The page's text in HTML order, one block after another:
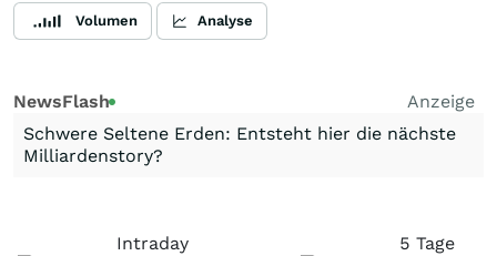
Volumen Analyse
NewsFlash
Anzeige
Schwere Seltene Erden: Entsteht hier die nächste
Milliardenstory?
Intraday 5 Tage